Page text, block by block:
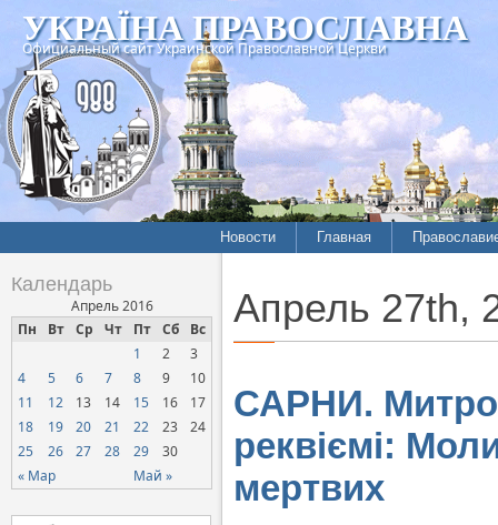
УКРАЇНА ПРАВОСЛАВНА
Официальный сайт Украинской Православной Церкви
Новости Главная
Календарь
Апрель 2016
Пн
Вт Ср Чт Пт Сб Вс
« Мар Май »
1 2
3
4
5 6 7 8 9
10
11
12 13 14 15 16
17
18
19 20 21 22 23
24
25
26 27 28 29 30
Апрель 27th,
САРНИ.
реквіємі:
мертвих